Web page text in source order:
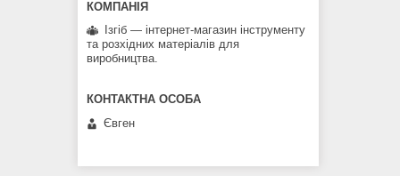
Ізгіб — інтернет-магазин інструменту
та розхідних матеріалів для
виробництва.
Євген